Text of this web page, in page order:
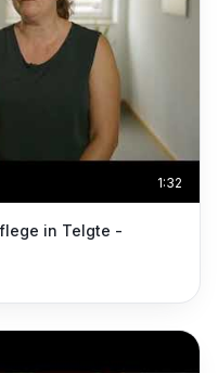
1:32
in Telgte -